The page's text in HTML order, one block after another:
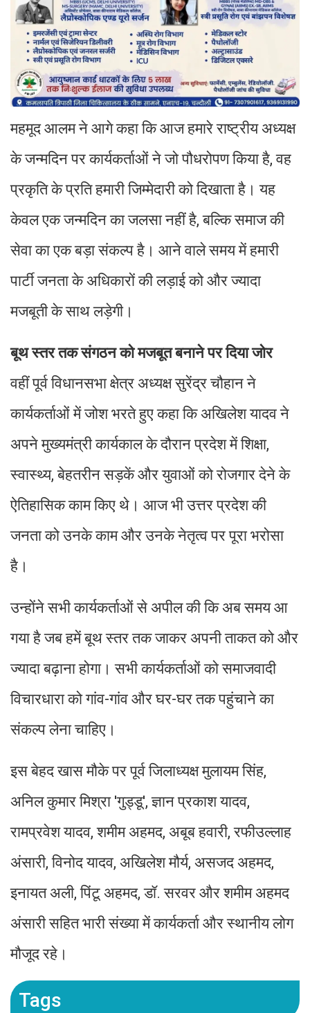
महमूद आलम ने आगे कहा कि आज हमारे राष्ट्रीय अध्यक्ष
के जन्मदिन पर कार्यकर्ताओं ने जो पौधरोपण किया है, वह
प्रकृति के प्रति हमारी जिम्मेदारी को दिखाता है। यह
केवल एक जन्मदिन का जलसा नहीं है, बल्कि समाज की
सेवा का एक बड़ा संकल्प है। आने वाले समय में हमारी
पार्टी जनता के अधिकारों की लड़ाई को और ज्यादा
मजबूती के साथ लड़ेगी।
बूथ स्तर तक संगठन को मजबूत बनाने पर दिया जोर
वहीं पूर्व विधानसभा क्षेत्र अध्यक्ष सुरेंद्र चौहान ने
कार्यकर्ताओं में जोश भरते हुए कहा कि अखिलेश यादव ने
अपने मुख्यमंत्री कार्यकाल के दौरान प्रदेश में शिक्षा,
स्वास्थ्य, बेहतरीन सड़कें और युवाओं को रोजगार देने के
ऐतिहासिक काम किए थे। आज भी उत्तर प्रदेश की
जनता को उनके काम और उनके नेतृत्व पर पूरा भरोसा
है।
उन्होंने सभी कार्यकर्ताओं से अपील की कि अब समय आ
गया है जब हमें बूथ स्तर तक जाकर अपनी ताकत को और
ज्यादा बढ़ाना होगा। सभी कार्यकर्ताओं को समाजवादी
विचारधारा को गांव-गांव और घर-घर तक पहुंचाने का
संकल्प लेना चाहिए।
इस बेहद खास मौके पर पूर्व जिलाध्यक्ष मुलायम सिंह,
अनिल कुमार मिश्रा 'गुड्डू', ज्ञान प्रकाश यादव,
रामप्रवेश यादव, शमीम अहमद, अबूब हवारी, रफीउल्लाह
अंसारी, विनोद यादव, अखिलेश मौर्य, असजद अहमद,
इनायत अली, पिंटू अहमद, डॉ. सरवर और शमीम अहमद
अंसारी सहित भारी संख्या में कार्यकर्ता और स्थानीय लोग
मौजूद रहे।
Tags